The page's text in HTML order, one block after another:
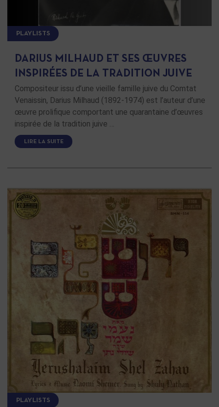
PLAYLISTS
DARIUS MILHAUD ET SES ŒUVRES
INSPIRÉES DE LA TRADITION JUIVE
Compositeur issu d’une vieille famille juive du Comtat
Venaissin, Darius Milhaud (1892-1974) est l’auteur d’une
œuvre prolifique comportant une quarantaine d’œuvres
inspirée de la tradition juive …
LIRE LA SUITE
PLAYLISTS